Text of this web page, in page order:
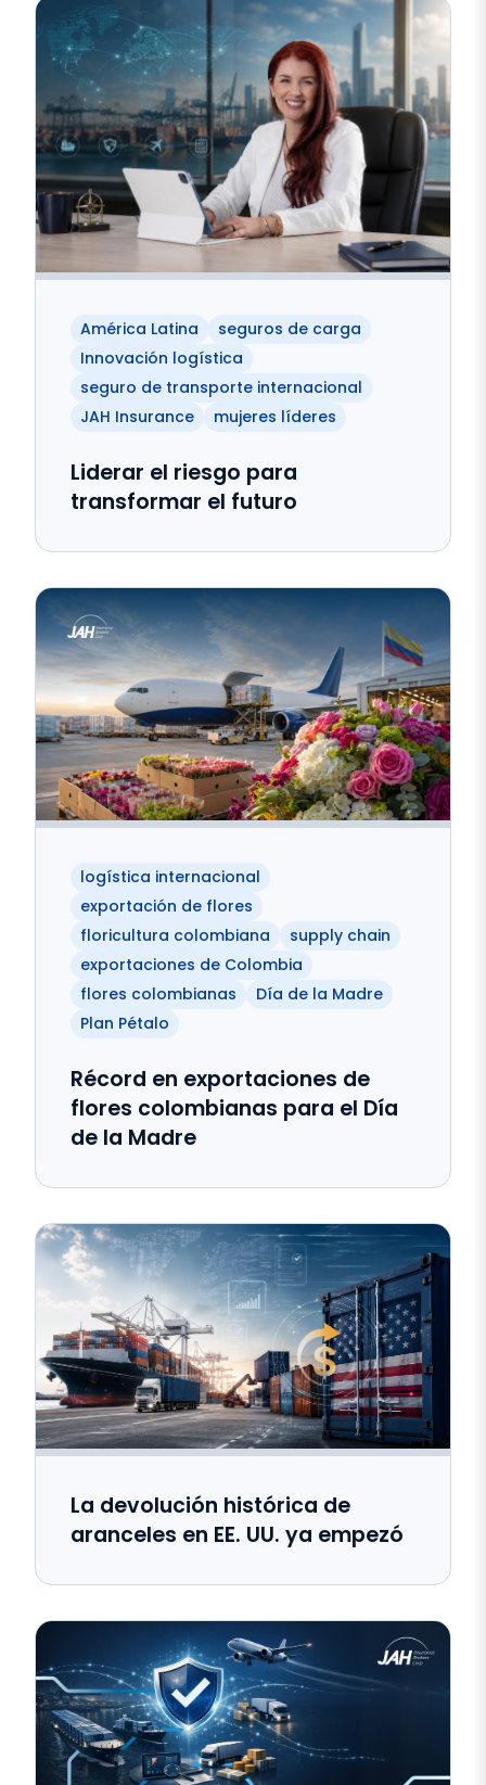
América Latina
seguros de carga
Innovación logística
seguro de transporte internacional
JAH Insurance
mujeres líderes
Liderar el riesgo para
transformar el futuro
logística internacional
exportación de flores
floricultura colombiana
supply chain
exportaciones de Colombia
flores colombianas
Día de la Madre
Plan Pétalo
Récord en exportaciones de
flores colombianas para el Día
de la Madre
La devolución histórica de
aranceles en EE. UU. ya empezó